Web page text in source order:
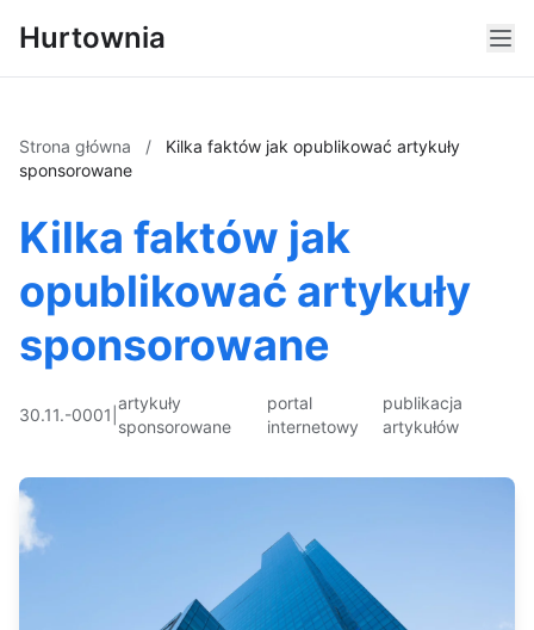
Hurtownia
Strona główna /
Kilka faktów jak opublikować artykuły
sponsorowane
Kilka faktów jak
opublikować artykuły
sponsorowane
30.11.-0001
artykuły
sponsorowane
portal
internetowy
publikacja
artykułów